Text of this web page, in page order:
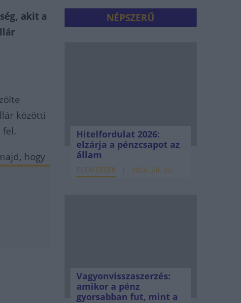
akit a
közötti
hogy
NÉPSZERŰ
Hitelfordulat 2026:
elzárja a pénzcsapot az
állam
ELEMZÉSEK 2026. júl. 22.
Vagyonvisszaszerzés:
amikor a pénz
gyorsabban fut, mint a